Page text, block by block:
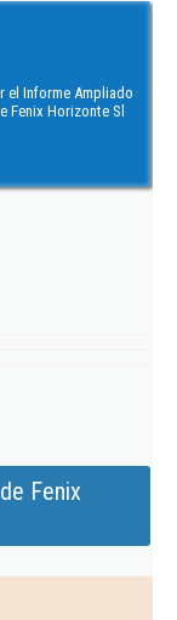
el Informe Ampliado
Fenix Horizonte Sl
Fenix